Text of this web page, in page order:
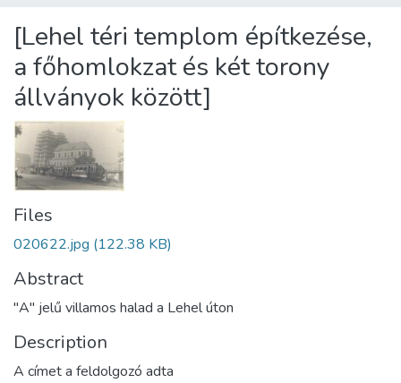
Statistics
About us
[Lehel téri templom építkezése,
a főhomlokzat és két torony
állványok között]
Files
020622.jpg (122.38 KB)
Abstract
"A" jelű villamos halad a Lehel úton
Description
A címet a feldolgozó adta